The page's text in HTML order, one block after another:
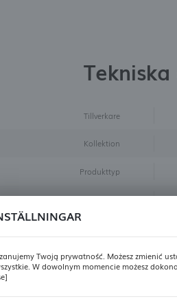
Tillverkare
Kollektion
Produkttyp
Material
Volym ml
Twoją prywatność. Możesz zmienić
W dowolnym momencie możesz
REGIONALA